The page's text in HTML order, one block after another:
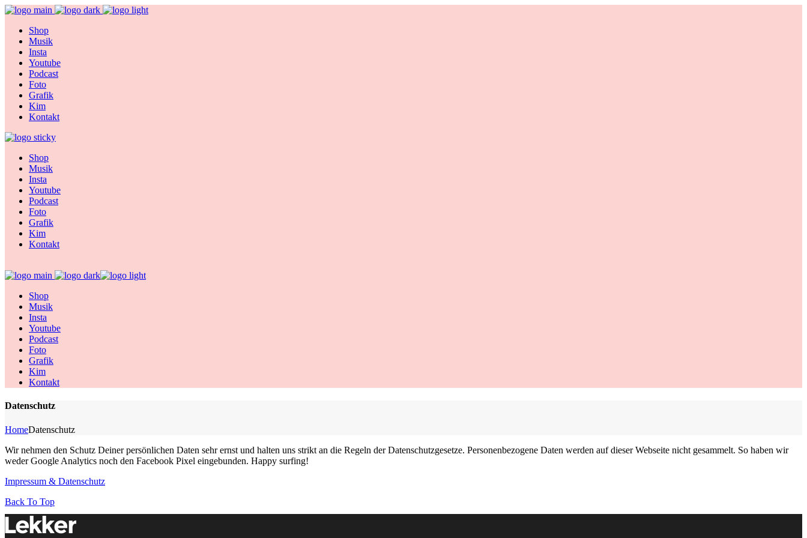
Shop
Musik
Insta
Youtube
Podcast
Foto
Grafik
Kim
Kontakt
Shop
Musik
Insta
Youtube
Podcast
Foto
Grafik
Kim
Kontakt
Shop
Musik
Insta
Youtube
Podcast
Foto
Grafik
Kim
Kontakt
Datenschutz
HomeDatenschutz
Wir nehmen den Schutz Deiner persönlichen Daten sehr ernst und halten uns strikt an die Regeln der Datenschutzgesetze. Personenbezogene Daten werden auf dieser Webseite nicht gesammelt. So haben wir
weder Google Analytics noch den Facebook Pixel eingebunden. Happy surfing!
Impressum & Datenschutz
Back To Top